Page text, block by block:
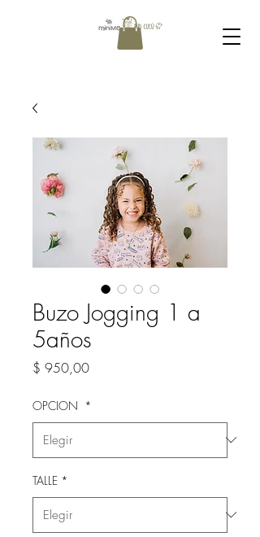
Buzo Jogging 1 a
5años
$ 950,00Precio
OPCION *
TALLE *